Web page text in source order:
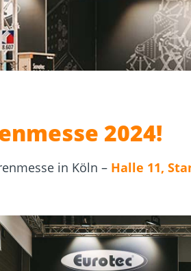
2024!
in Köln – Halle 11,